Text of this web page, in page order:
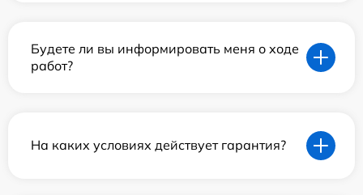
Будете ли вы информировать меня о ходе
работ?
На каких условиях действует гарантия?